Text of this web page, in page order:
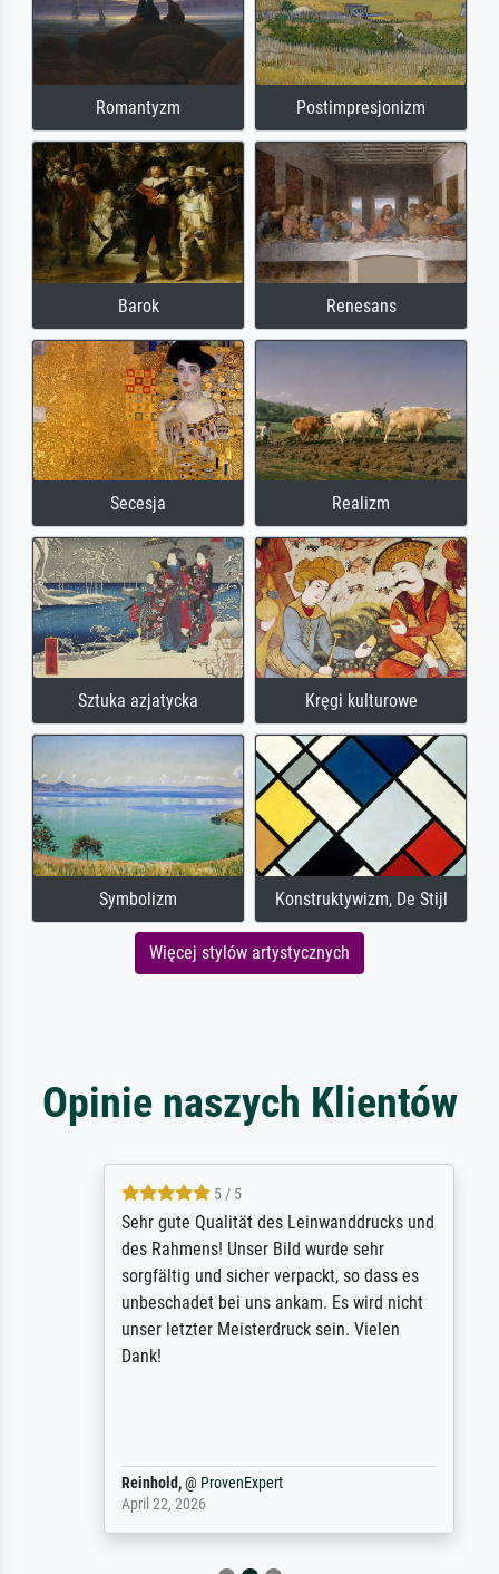
Romantyzm Postimpresjonizm
Barok Renesans
Secesja Realizm
Sztuka azjatycka Kręgi kulturowe
Symbolizm Konstruktywizm, De Stijl
Więcej stylów artystycznych
Opinie naszych Klientów
5 / 5
Sehr gute Qualität des Leinwanddrucks und
des Rahmens! Unser Bild wurde sehr
sorgfältig und sicher verpackt, so dass es
unbeschadet bei uns ankam. Es wird nicht
unser letzter Meisterdruck sein. Vielen
Dank!
Reinhold,@ProvenExpert
April 22, 2026